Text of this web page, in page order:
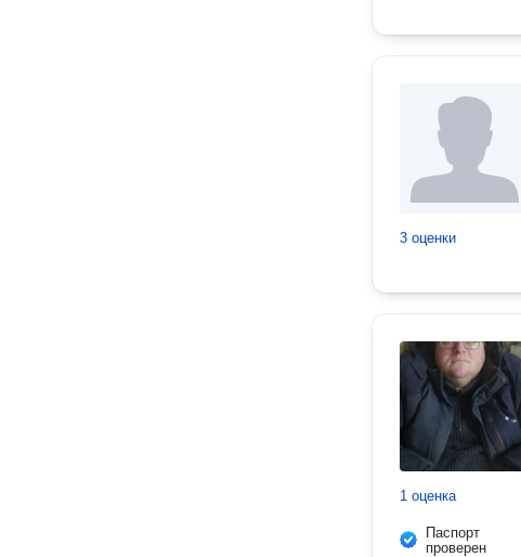
3 оценки
1 оценка
Паспорт
проверен